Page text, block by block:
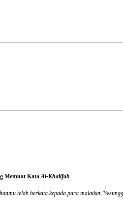
Memuat KataAl-Khalifah
telah berkata kepada para